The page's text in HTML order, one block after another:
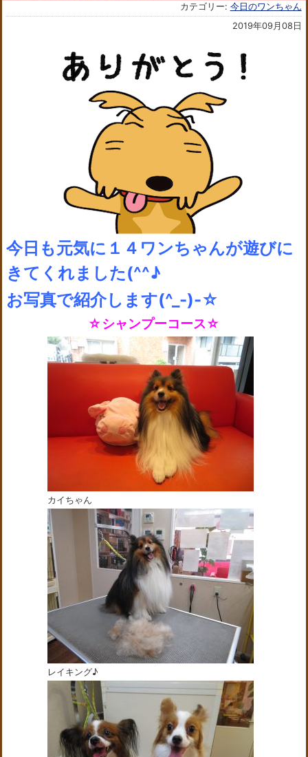
カテゴリー: 今日のワンちゃん
2019年09月08日
今日も元気に１４ワンちゃんが遊びに
きてくれました(^^♪
お写真で紹介します(^_-)-☆
☆シャンプーコース☆
カイちゃん
レイキング♪